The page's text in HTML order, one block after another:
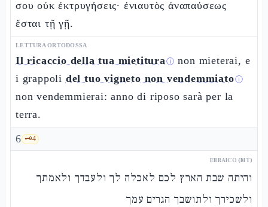
σου οὐκ ἐκτρυγήσεις· ἐνιαυτὸς ἀναπαύσεως
ἔσται τῇ γῇ.
LETTURA ORTODOSSA
Il ricaccio della tua mietituraⓘ non mieterai, e
i grappoli del tuo vigneto non vendemmiatoⓘ
non vendemmierai: anno di riposo sarà per la
terra.
6 🗝️4
EBRAICO (MT)
והיתה שבת הארץ לכם לאכלה לך ולעבדך ולאמתך
ולשכירך ולתושבך הגרים עמך